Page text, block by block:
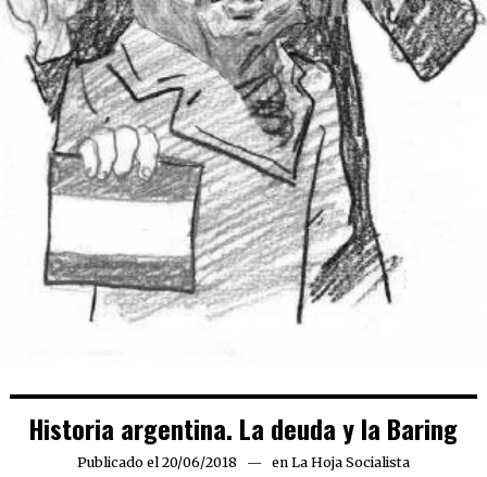
Historia argentina. La deuda y la Baring
Publicado el 20/06/2018 en La Hoja Socialista